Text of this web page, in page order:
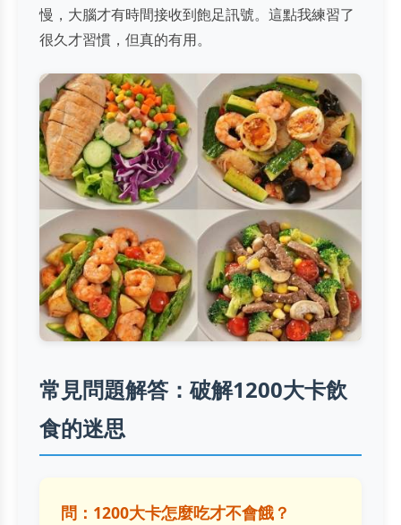
慢，大腦才有時間接收到飽足訊號。這點我練習了
很久才習慣，但真的有用。
常見問題解答：破解1200大卡飲
食的迷思
問：1200大卡怎麼吃才不會餓？